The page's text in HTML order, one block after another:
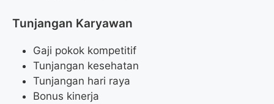
Tunjangan Karyawan
Gaji pokok kompetitif
Tunjangan kesehatan
Tunjangan hari raya
Bonus kinerja